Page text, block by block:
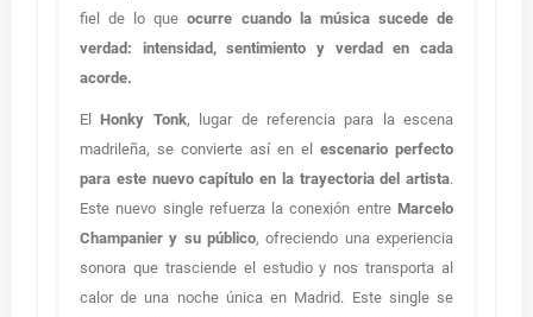
fiel de lo queocurre cuando la música sucede de
verdad: intensidad, sentimiento y verdad en cada
acorde.
ElHonky Tonk, lugar de referencia para la escena
madrileña, se convierte así en el escenario perfecto
para este nuevo capítulo en la trayectoria del artista.
Este nuevo single refuerza la conexión entre Marcelo
Champanier y su público, ofreciendo una experiencia
sonora que trasciende el estudio y nos transporta al
calor de una noche única en Madrid. Este single se